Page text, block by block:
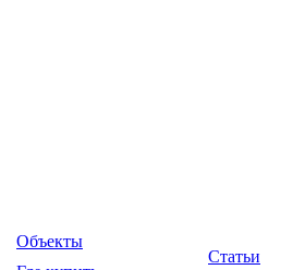
Объекты
Статьи